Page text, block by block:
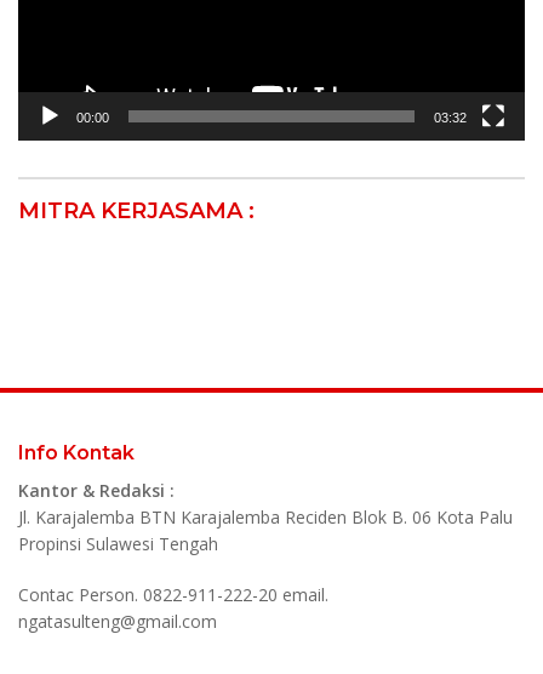
00:00 03:32
MITRA KERJASAMA :
Info Kontak
Kantor & Redaksi :
Jl. Karajalemba BTN Karajalemba Reciden Blok B. 06 Kota Palu
Propinsi Sulawesi Tengah
Contac Person. 0822-911-222-20 email.
ngatasulteng@gmail.com